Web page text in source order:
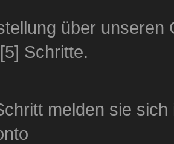
über
Schritte.
melden sie